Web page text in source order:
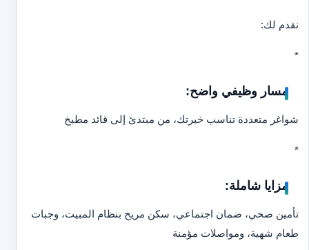
نقدم لك:
*
مسار وظيفي واضح:
شواغر متعددة تناسب خبرتك، من مبتدئ إلى قائد مطبخ
*
مزايا شاملة:
تأمين صحي، ضمان اجتماعي، سكن مريح بنظام المبيت، وجبات
طعام شهية، ومواصلات مؤمنة